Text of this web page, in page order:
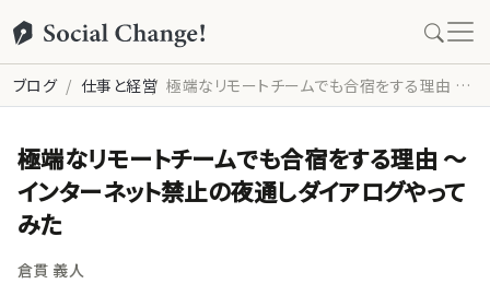
ブログ 仕事と経営 極端なリモートチームでも合宿をする理由 〜 インターネット禁止の夜通しダイアログやってみた
極端なリモートチームでも合宿をする理由 〜
インターネット禁止の夜通しダイアログやって
みた
倉貫 義人